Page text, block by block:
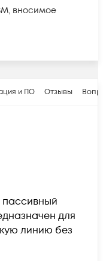
вносимое
и ПО Отзывы
пассивный
для
линию без